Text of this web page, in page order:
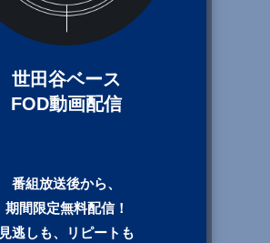
世田谷ベース
FOD動画配信
番組放送後から、
期間限定無料配信！
見逃しも、リピートも